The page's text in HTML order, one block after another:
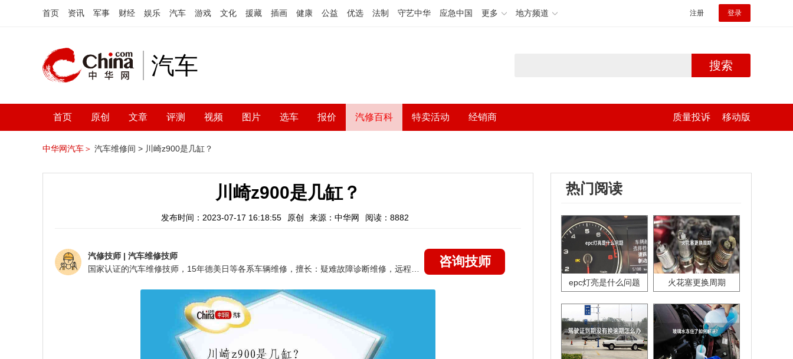
首页 资讯 军事 财经 娱乐 汽车 游戏 文化 援藏 插画 健康 公益 优选 法制 守艺中华 应急中国 更多 地方频道 注册 登录
汽车 搜索
首页 原创 文章 评测 视频 图片 选车 报价 汽修百科 特卖活动 经销商 质量投诉 移动版
中华网汽车＞ 汽车维修间 > 川崎z900是几缸？
川崎z900是几缸？
发布时间：2023-07-17 16:18:55 原创 来源：中华网 阅读：8882
汽修技师 | 汽车维修技师
咨询技师
热门阅读
epc灯亮是什么问题 火花塞更换周期